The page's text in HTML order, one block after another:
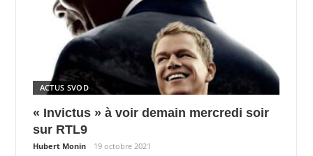
ACTUS SVOD
« Invictus » à voir demain mercredi soir
sur RTL9
Hubert Monin 19 octobre 2021